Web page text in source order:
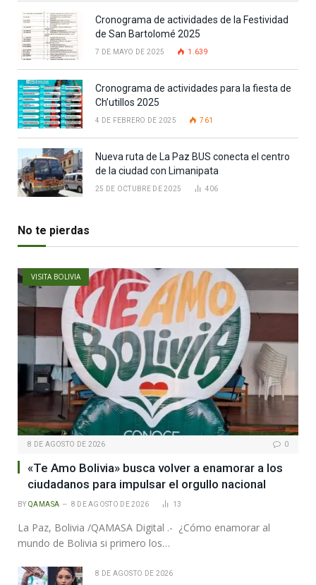
Cronograma de actividades de la Festividad
de San Bartolomé 2025
7 DE MAYO DE 2025 1.639
Cronograma de actividades para la fiesta de
Ch’utillos 2025
4 DE FEBRERO DE 2025 761
Nueva ruta de La Paz BUS conecta el centro
de la ciudad con Limanipata
25 DE OCTUBRE DE 2025 406
No te pierdas
VISITA BOLIVIA
8 DE AGOSTO DE 2026 0
«Te Amo Bolivia» busca volver a enamorar a los
ciudadanos para impulsar el orgullo nacional
BY QAMASA 8 DE AGOSTO DE 2026 13
La Paz, Bolivia /QAMASA Digital .- ¿Cómo enamorar al
mundo de Bolivia si primero los…
8 DE AGOSTO DE 2026